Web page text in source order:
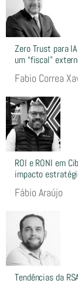
Zero Trust para
um “fiscal”
Fabio Correa
ROI e RONI em
impacto
Fábio Araújo
Tendências da